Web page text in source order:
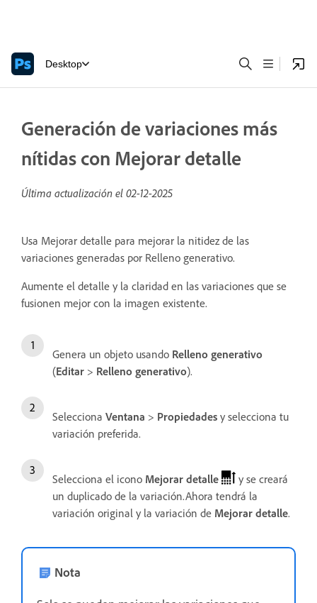
Desktop
Generación de variaciones más
nítidas con Mejorar detalle
Última actualización el 02-12-2025
Usa Mejorar detalle para mejorar la nitidez de las
variaciones generadas por Relleno generativo.
Aumente el detalle y la claridad en las variaciones que se
fusionen mejor con la imagen existente.
Genera un objeto usando Relleno generativo
(Editar > Relleno generativo).
Selecciona Ventana > Propiedades y selecciona tu
variación preferida.
Selecciona el icono Mejorar detalle
y se creará
un duplicado de la variación.Ahora tendrá la
variación original y la variación de Mejorar detalle.
Nota